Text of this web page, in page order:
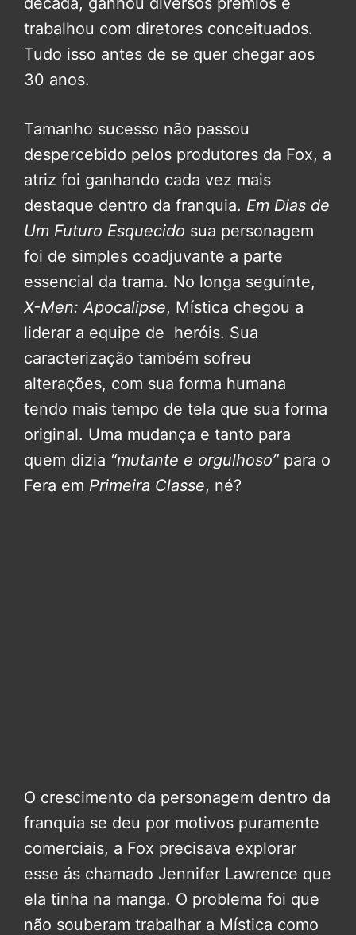
trabalhou com diretores conceituados.
Tudo isso antes de se quer chegar aos
30 anos.
Tamanho sucesso não passou
despercebido pelos produtores da Fox, a
atriz foi ganhando cada vez mais
destaque dentro da franquia. Em Dias de
Um Futuro Esquecido sua personagem
foi de simples coadjuvante a parte
essencial da trama. No longa seguinte,
X-Men: Apocalipse, Mística chegou a
liderar a equipe de heróis. Sua
caracterização também sofreu
alterações, com sua forma humana
tendo mais tempo de tela que sua forma
original. Uma mudança e tanto para
quem dizia “mutante e orgulhoso” para o
Fera em Primeira Classe, né?
O crescimento da personagem dentro da
franquia se deu por motivos puramente
comerciais, a Fox precisava explorar
esse ás chamado Jennifer Lawrence que
ela tinha na manga. O problema foi que
não souberam trabalhar a Mística como